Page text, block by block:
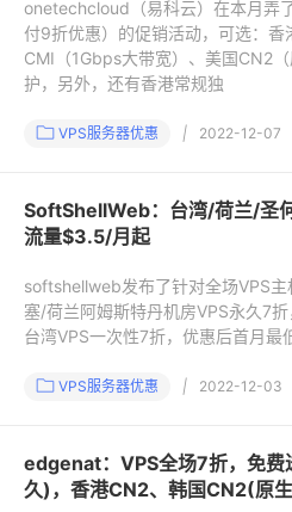
onetechcloud（易科云）在本月弄
付9折优惠）的促销活动，可选：
CMI（1Gbps大带宽）、美国CN2
护，另外，还有香港常规独
VPS服务器优惠 | 2022-12-07
SoftShellWeb：台湾/荷兰/圣
流量$3.5/月起
softshellweb发布了针对全场VPS
塞/荷兰阿姆斯特丹机房VPS永久7
台湾VPS一次性7折，优惠后首月
VPS服务器优惠 | 2022-12-03
edgenat：VPS全场7折，免费
久)，香港CN2、韩国CN2(原